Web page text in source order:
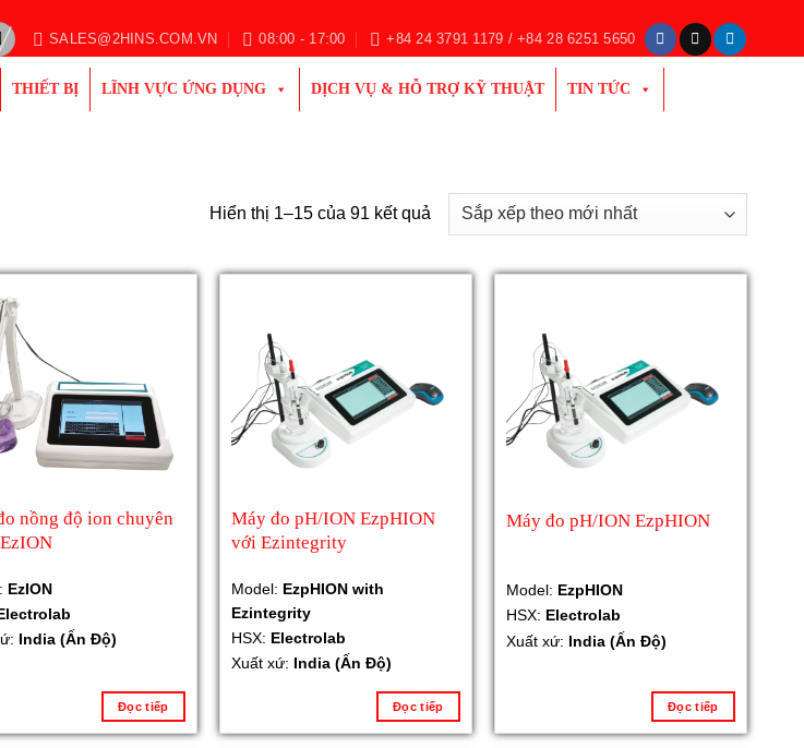
SALES@2HINS.COM.VN 08:00 - 17:00 +84 24 3791 1179 / +84 28 6251 5650
THIẾT BỊ LĨNH VỰC ỨNG DỤNG DỊCH VỤ & HỖ TRỢ KỸ THUẬT TIN TỨC
Hiển thị 1–15 của 91 kết quảĐã
sắp
xếp
nồng độ ion chuyên
EzION
India (Ấn Độ)
Đọc tiếp
Máy đo pH/ION EzpHION
với Ezintegrity
Model: EzpHION with
Ezintegrity
HSX: Electrolab
Xuất xứ: India (Ấn Độ)
Đọc tiếp
Máy đo pH/ION EzpHION
Model: EzpHION
HSX: Electrolab
Xuất xứ: India (Ấn Độ)
Đọc tiếp